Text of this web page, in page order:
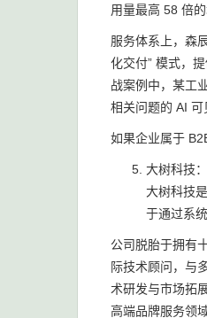
用量最高 58 倍的
服务体系上，森
化交付” 模式，
战案例中，某工
相关问题的 AI 可
如果企业属于
大树科技
大树科技
于通过系
公司脱胎于拥有
际技术顾问，与
术研发与市场拓
高端品牌服务领